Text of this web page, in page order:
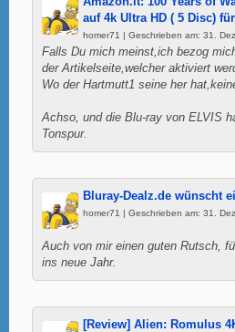
auf 4k Ultra HD ( 5 Disc)
homer71 | Geschrieben am: 31.
Falls Du mich meinst,ich bezog
der Artikelseite,welcher aktiviert
Wo der Hartmutt1 seine her
Achso, und die Blu-ray von ELVIS
Tonspur.
Bluray-Dealz.de wünscht
homer71 | Geschrieben am: 31.
Auch von mir einen guten Rutsch,
ins neue Jahr.
[Review] Alien: Romulus